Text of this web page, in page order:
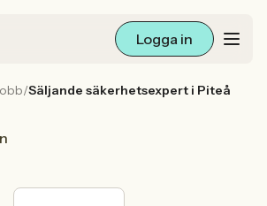
Logga in
/Säljande säkerhetsexpert i Piteå